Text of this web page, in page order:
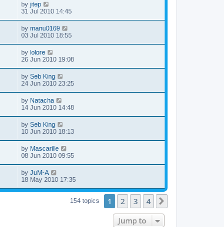
by jitep
31 Jul 2010 14:45
by manu0169
03 Jul 2010 18:55
by lolore
26 Jun 2010 19:08
by Seb King
24 Jun 2010 23:25
by Natacha
14 Jun 2010 14:48
by Seb King
10 Jun 2010 18:13
by Mascarille
08 Jun 2010 09:55
by JuM-A
18 May 2010 17:35
154 topics 1 2 3 4
Jump to